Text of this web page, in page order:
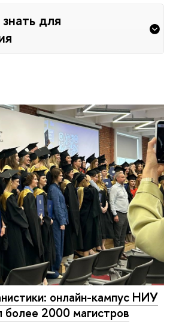
для
онлайн-кампус НИУ
2000 магистров